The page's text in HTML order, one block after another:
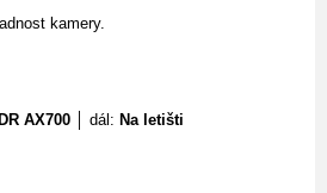
kamery.
AX700 │ dál: Na letišti